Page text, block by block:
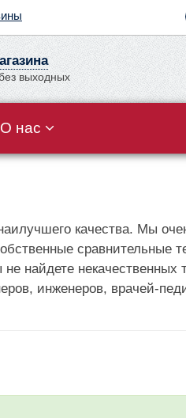
выходных
О нас
качества. Мы
сравнительные
найдете некачественных
инженеров, врачей-